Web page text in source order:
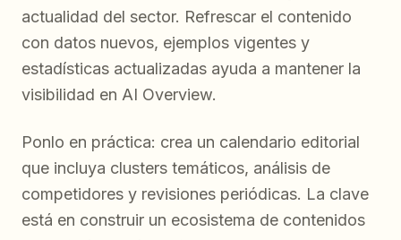
actualidad del sector. Refrescar el contenido
con datos nuevos, ejemplos vigentes y
estadísticas actualizadas ayuda a mantener la
visibilidad en AI Overview.
Ponlo en práctica: crea un calendario editorial
que incluya clusters temáticos, análisis de
competidores y revisiones periódicas. La clave
está en construir un ecosistema de contenidos